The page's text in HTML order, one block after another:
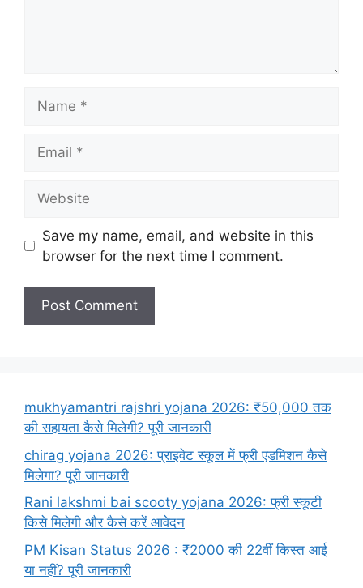
Save my name, email, and website in this
browser for the next time I comment.
mukhyamantri rajshri yojana 2026: ₹50,000 तक
की सहायता कैसे मिलेगी? पूरी जानकारी
chirag yojana 2026: प्राइवेट स्कूल में फ्री एडमिशन कैसे
मिलेगा? पूरी जानकारी
Rani lakshmi bai scooty yojana 2026: फ्री स्कूटी
किसे मिलेगी और कैसे करें आवेदन
PM Kisan Status 2026 : ₹2000 की 22वीं किस्त आई
या नहीं? पूरी जानकारी